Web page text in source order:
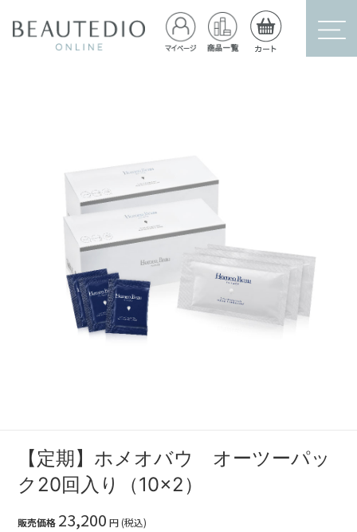
【定期】ホメオバウ オーツーパッ
ク20回入り（10×2）
販売価格 23,200 円 (税込)